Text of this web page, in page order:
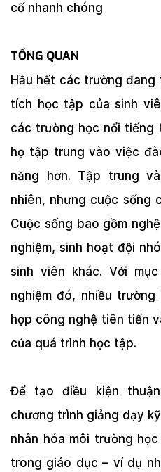
cố nhanh chóng
TỔNG QUAN
Hầu hết các trường
tích học tập của sinh
các trường học nổi tiếng
họ tập trung vào việc
năng hơn. Tập trung
nhiên, nhưng cuộc sống
Cuộc sống bao gồm
nghiệm, sinh hoạt đội
sinh viên khác. Với
nghiệm đó, nhiều
hợp công nghệ tiên tiến
của quá trình học tập.
Để tạo điều kiện
chương trình giảng dạy
nhân hóa môi trường
trong giáo dục – ví dụ